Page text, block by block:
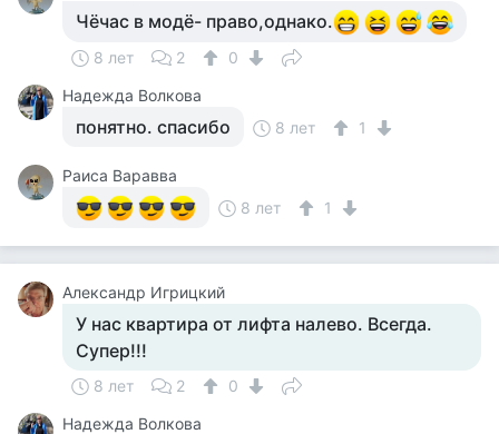
Чёчас в модё- право,однако.
8 лет 2
0
Надежда Волкова
понятно. спасибо 8 лет 1
Раиса Варавва
8 лет
1
Александр Игрицкий
У нас квартира от лифта налево. Всегда.
Супер!!!
8 лет 2
0
Надежда Волкова